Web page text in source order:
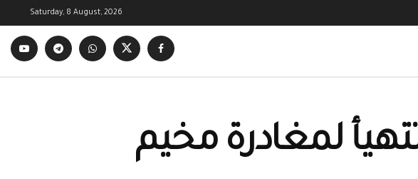
Saturday, 8 August, 2026
لمغادرة مخيم